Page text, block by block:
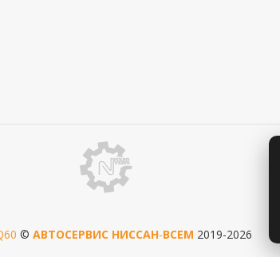
© АВТОСЕРВИС НИССАН-ВСЕМ 2019-2026